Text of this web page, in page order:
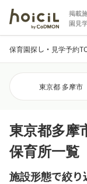
掲載
園見
保育園探し・見学予約
東京都 多摩市
東京都多摩
保育所一覧
施設形態で絞り